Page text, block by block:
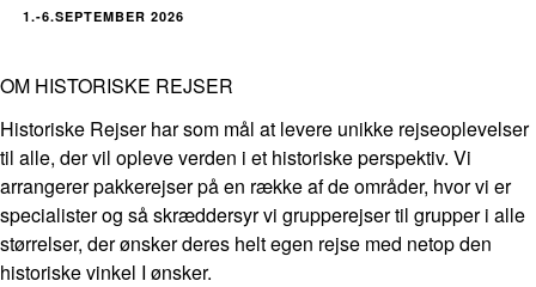
1.-6.SEPTEMBER 2026
OM HISTORISKE REJSER
Historiske Rejser har som mål at levere unikke rejseoplevelser
til alle, der vil opleve verden i et historiske perspektiv. Vi
arrangerer pakkerejser på en række af de områder, hvor vi er
specialister og så skræddersyr vi grupperejser til grupper i alle
størrelser, der ønsker deres helt egen rejse med netop den
historiske vinkel I ønsker.